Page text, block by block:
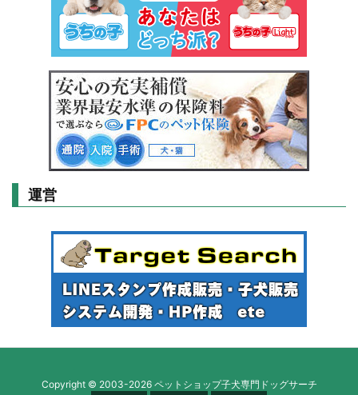
運営
Copyright © 2003-2026 ペットショップ子犬専門ドッグサーチ